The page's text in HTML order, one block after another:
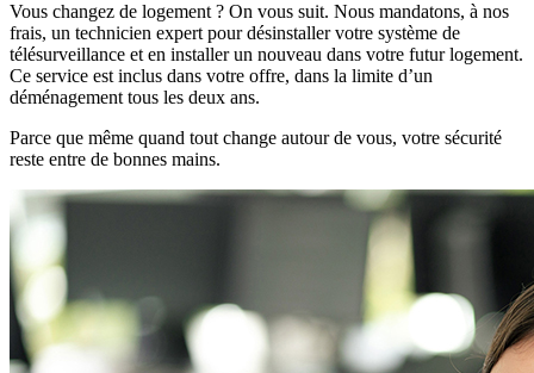
Vous changez de logement ? On vous suit. Nous mandatons, à nos
frais, un technicien expert pour désinstaller votre système de
télésurveillance et en installer un nouveau dans votre futur logement.
Ce service est inclus dans votre offre, dans la limite d’un
déménagement tous les deux ans.
Parce que même quand tout change autour de vous, votre sécurité
reste entre de bonnes mains.